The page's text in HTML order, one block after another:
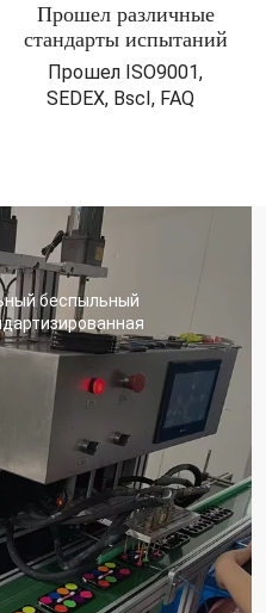
Прошел различные
стандарты испытаний
Прошел ISO9001,
SEDEX, BscI, FAQ
беспыльный